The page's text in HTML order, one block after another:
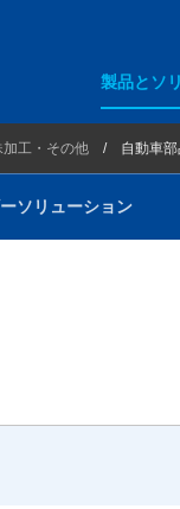
製品とソ
エンジン関連
工・その他 自動車
ソリューション